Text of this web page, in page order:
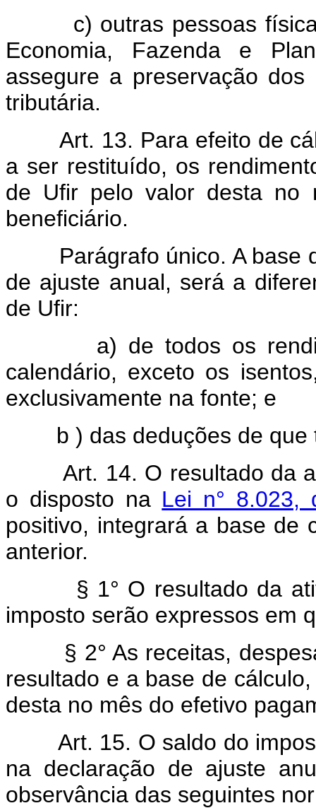
c) outras pessoas físicas
Economia, Fazenda e
assegure a preservação
tributária.
Art. 13. Para efeito de
a ser restituído, os
de Ufir pelo valor desta no
beneficiário.
Parágrafo único. A base
de ajuste anual, será a
de Ufir:
a) de todos os
calendário, exceto os
exclusivamente na fonte; e
b ) das deduções de que
Art. 14. O resultado da
o disposto na Lei n° 8.023,
positivo, integrará a base de
anterior.
§ 1° O resultado da
imposto serão expressos em
§ 2° As receitas,
resultado e a base de
desta no mês do efetivo
Art. 15. O saldo do
na declaração de ajuste
observância das seguintes